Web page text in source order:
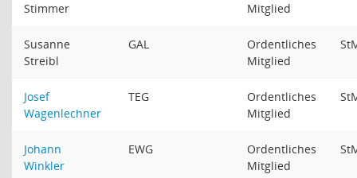
Stimmer
Mitglied
Susanne
Streibl
GAL
Ordentliches
Mitglied
Josef
Wagenlechner
TEG
Ordentliches
Mitglied
Johann
Winkler
EWG
Ordentliches
Mitglied